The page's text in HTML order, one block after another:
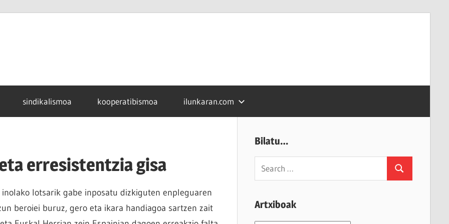
sindikalismoa kooperatibismoa ilunkaran.com
erresistentzia gisa
lotsarik gabe inposatu dizkiguten enpleguaren
beroiei buruz, gero eta ikara handiagoa sartzen zait
Bilatu…
Search
for:
Search
Artxiboak